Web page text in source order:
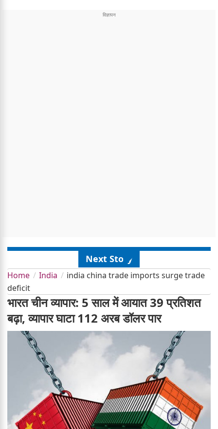
Next Story
Home India
india china trade imports surge trade
deficit
भारत चीन व्यापार: 5 साल में आयात 39 प्रतिशत
बढ़ा, व्यापार घाटा 112 अरब डॉलर पार